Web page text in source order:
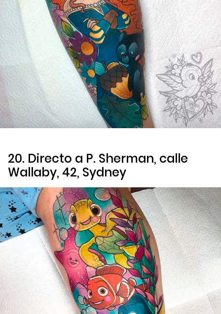
20. Directo a P. Sherman, calle
Wallaby, 42, Sydney